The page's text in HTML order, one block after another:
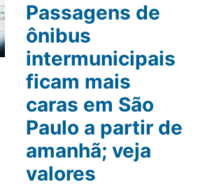
Passagens de
ônibus
intermunicipais
ficam mais
caras em São
Paulo a partir de
amanhã; veja
valores